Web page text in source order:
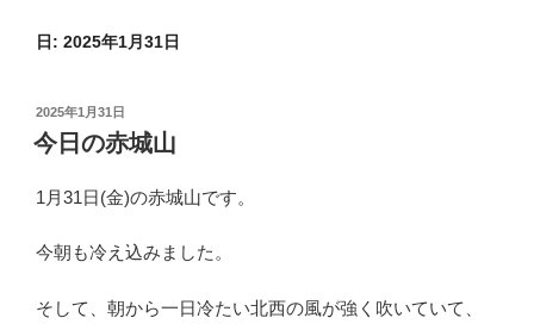
日: 2025年1月31日
投
稿
日:
2025年1月31日
今日の赤城山
1月31日(金)の赤城山です。
今朝も冷え込みました。
そして、朝から一日冷たい北西の風が強く吹いていて、